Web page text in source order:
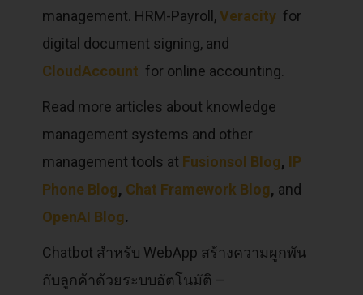
management. HRM-Payroll,Veracity for
digital document signing, and
CloudAccount for online accounting.
Read more articles about knowledge
management systems and other
management tools at Fusionsol Blog, IP
Phone Blog, Chat Framework Blog, and
OpenAI Blog.
Chatbot สำหรับ WebApp สร้างความผูกพัน
กับลูกค้าด้วยระบบอัตโนมัติ –